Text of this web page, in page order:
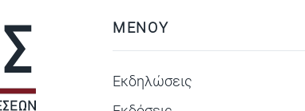
ΜΕΝΟΥ
Εκδηλώσεις